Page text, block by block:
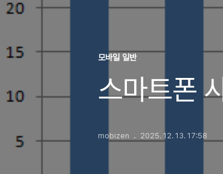
모바일 일반
스마트폰
mobizen 2025. 12. 13. 17:58